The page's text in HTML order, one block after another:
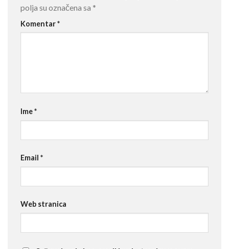
polja su označena sa *
Komentar*
Ime*
Email *
Web stranica